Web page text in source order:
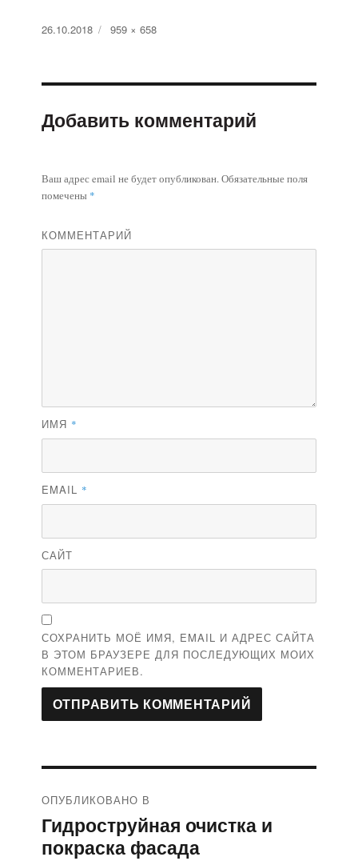
Опубликовано
26.10.2018
Полный
959 × 658
Добавить комментарий
Ваш адрес email не будет опубликован.Обязательные поля
помечены *
КОММЕНТАРИЙ
ИМЯ *
EMAIL *
САЙТ
СОХРАНИТЬ МОЁ ИМЯ, EMAIL И АДРЕС САЙТА
В ЭТОМ БРАУЗЕРЕ ДЛЯ ПОСЛЕДУЮЩИХ МОИХ
КОММЕНТАРИЕВ.
Навигация
по
записям
ОПУБЛИКОВАНО В
Гидроструйная очистка и
покраска фасада